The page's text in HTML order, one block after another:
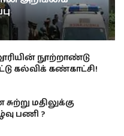
நூற்றாண்டு
கல்விக் கண்காட்சி!
மதிலுக்கு
பணி ?